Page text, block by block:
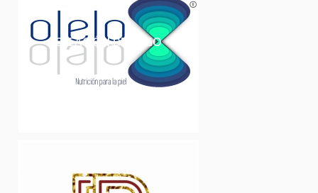
LOGO
CREACIÓN DE LOGO